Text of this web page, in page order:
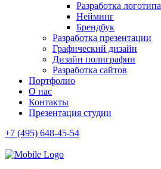
Разработка логотипа
Нейминг
Брендбук
Разработка презентации
Графический дизайн
Дизайн полиграфии
Разработка сайтов
Портфолио
О нас
Контакты
Презентация студии
+7 (495) 648-45-54